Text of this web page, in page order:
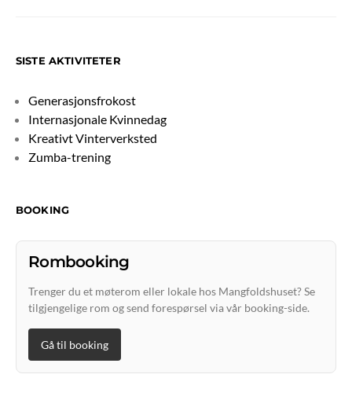
SISTE AKTIVITETER
Generasjonsfrokost
Internasjonale Kvinnedag
Kreativt Vinterverksted
Zumba-trening
BOOKING
Rombooking
Trenger du et møterom eller lokale hos Mangfoldshuset? Se
tilgjengelige rom og send forespørsel via vår booking-side.
Gå til booking